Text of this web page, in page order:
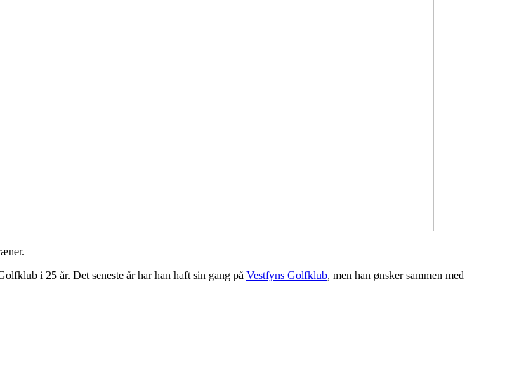
i 25 år. Det seneste år har han haft sin gang på Vestfyns Golfklub, men han ønsker sammen med